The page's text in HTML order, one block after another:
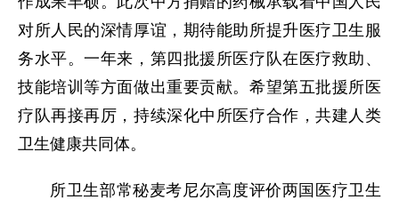
对所人民的深情厚谊，期待能助所提升医疗卫生服
务水平。一年来，第四批援所医疗队在医疗救助、
技能培训等方面做出重要贡献。希望第五批援所医
疗队再接再厉，持续深化中所医疗合作，共建人类
卫生健康共同体。
所卫生部常秘麦考尼尔高度评价两国医疗卫生